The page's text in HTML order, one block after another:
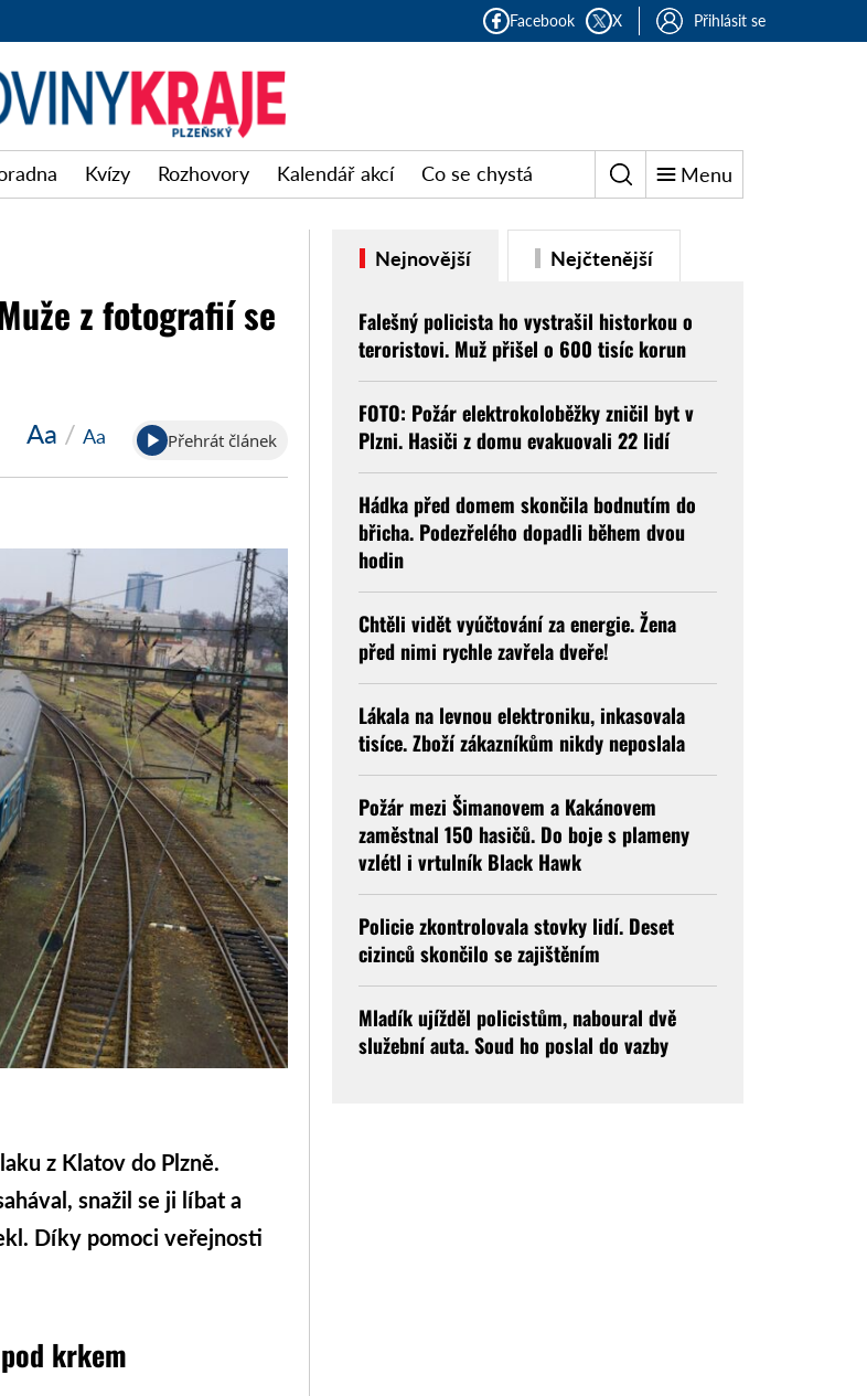
Facebook X Přihlásit se
Kvízy Rozhovory Kalendář akcí Co se chystá Menu
z fotografií se
Aa / Aa Přehrát článek
z Klatov do Plzně.
snažil se ji líbat a
Díky pomoci veřejnosti
krkem
Nejnovější Nejčtenější
Falešný policista ho vystrašil historkou o
teroristovi. Muž přišel o 600 tisíc korun
FOTO: Požár elektrokoloběžky zničil byt v
Plzni. Hasiči z domu evakuovali 22 lidí
Hádka před domem skončila bodnutím do
břicha. Podezřelého dopadli během dvou
hodin
Chtěli vidět vyúčtování za energie. Žena
před nimi rychle zavřela dveře!
Lákala na levnou elektroniku, inkasovala
tisíce. Zboží zákazníkům nikdy neposlala
Požár mezi Šimanovem a Kakánovem
zaměstnal 150 hasičů. Do boje s plameny
vzlétl i vrtulník Black Hawk
Policie zkontrolovala stovky lidí. Deset
cizinců skončilo se zajištěním
Mladík ujížděl policistům, naboural dvě
služební auta. Soud ho poslal do vazby